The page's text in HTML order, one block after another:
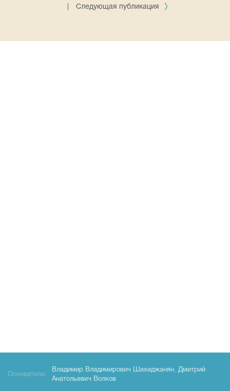
Следующая публикация
Основатели:
Владимир Владимирович Шахиджанян, Дмитрий
Анатольевич Волков